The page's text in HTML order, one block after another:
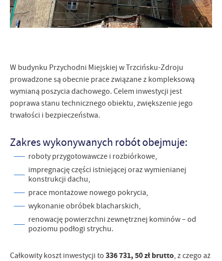
W budynku Przychodni Miejskiej w Trzcińsku-Zdroju
prowadzone są obecnie prace związane z kompleksową
wymianą poszycia dachowego. Celem inwestycji jest
poprawa stanu technicznego obiektu, zwiększenie jego
trwałości i bezpieczeństwa.
Zakres wykonywanych robót obejmuje:
roboty przygotowawcze i rozbiórkowe,
impregnację części istniejącej oraz wymienianej
konstrukcji dachu,
prace montażowe nowego pokrycia,
wykonanie obróbek blacharskich,
renowację powierzchni zewnętrznej kominów – od
poziomu podłogi strychu.
Całkowity koszt inwestycji to 336 731, 50 zł brutto, z czego aż
Firmy te działają w charakterze pośredników prezentujących nasze
treści w postaci wiadomości, ofert, komunikatów mediów
społecznościowych.